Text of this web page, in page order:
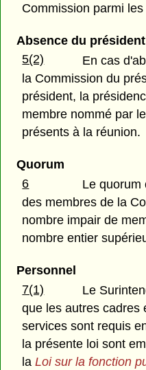
Commission parmi
Absence du
5(2)
En cas
la Commission du
président, la
membre nommé par
présents à la réunion.
Quorum
6
Le quorum
des membres de la
nombre impair de
nombre entier
Personnel
7(1)
Le
que les autres cadres
services sont requis
la présente loi sont
laLoi sur la fonction